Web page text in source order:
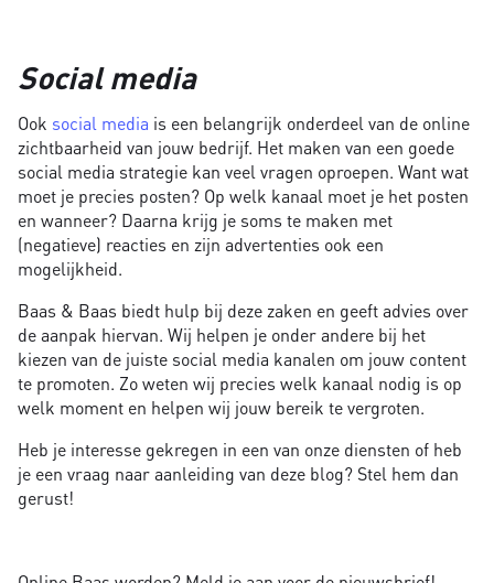
Social media
Ook social media is een belangrijk onderdeel van de online
zichtbaarheid van jouw bedrijf. Het maken van een goede
social media strategie kan veel vragen oproepen. Want wat
moet je precies posten? Op welk kanaal moet je het posten
en wanneer? Daarna krijg je soms te maken met
(negatieve) reacties en zijn advertenties ook een
mogelijkheid.
Baas & Baas biedt hulp bij deze zaken en geeft advies over
de aanpak hiervan. Wij helpen je onder andere bij het
kiezen van de juiste social media kanalen om jouw content
te promoten. Zo weten wij precies welk kanaal nodig is op
welk moment en helpen wij jouw bereik te vergroten.
Heb je interesse gekregen in een van onze diensten of heb
je een vraag naar aanleiding van deze blog? Stel hem dan
gerust!